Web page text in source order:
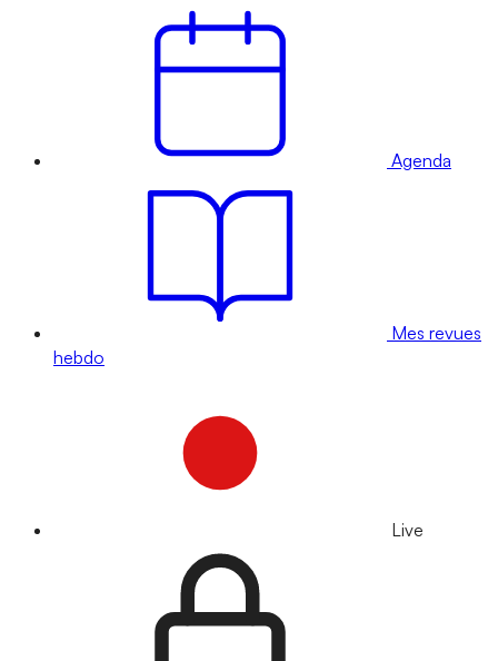
Agenda
Mes revues
hebdo
Live